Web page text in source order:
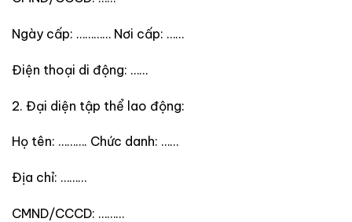
Ngày cấp: ………… Nơi cấp: ……
Điện thoại di động: ……
2. Đại diện tập thể lao động:
Họ tên: ………. Chức danh: ……
Địa chỉ: ………
CMND/CCCD: ………